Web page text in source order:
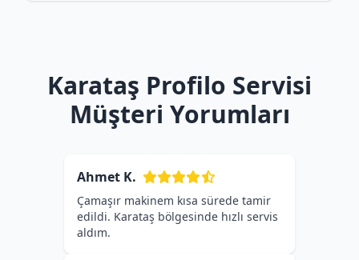
Karataş Profilo Servisi
Müşteri Yorumları
Ahmet K.
Çamaşır makinem kısa sürede tamir
edildi. Karataş bölgesinde hızlı servis
aldım.